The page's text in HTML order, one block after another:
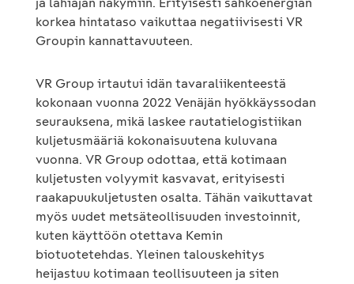
korkea hintataso vaikuttaa negatiivisesti VR
Groupin kannattavuuteen.
VR Group irtautui idän tavaraliikenteestä
kokonaan vuonna 2022 Venäjän hyökkäyssodan
seurauksena, mikä laskee rautatielogistiikan
kuljetusmääriä kokonaisuutena kuluvana
vuonna. VR Group odottaa, että kotimaan
kuljetusten volyymit kasvavat, erityisesti
raakapuukuljetusten osalta. Tähän vaikuttavat
myös uudet metsäteollisuuden investoinnit,
kuten käyttöön otettava Kemin
biotuotetehdas. Yleinen talouskehitys
heijastuu kotimaan teollisuuteen ja siten